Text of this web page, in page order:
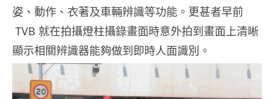
姿、動作、衣著及車輛辨識等功能。更甚者早前
TVB 就在拍攝燈柱攝錄畫面時意外拍到畫面上清晰
顯示相關辨識器能夠做到即時人面識別。